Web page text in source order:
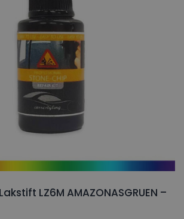
LZ6M AMAZONASGRUEN –